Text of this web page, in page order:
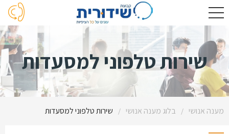
שירות טלפוני למסעדות
מענה אנושי / בלוג מענה אנושי / שירות טלפוני למסעדות